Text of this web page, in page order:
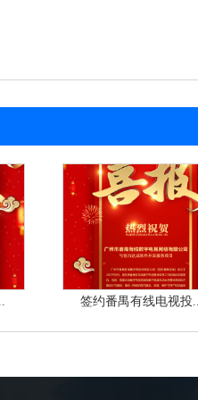
签约番禺有线电视投...